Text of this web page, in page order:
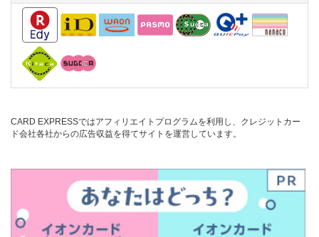
CARD EXPRESSではアフィリエイトプログラムを利用し、クレジットカー
ド会社各社からの広告収益を得てサイトを運営しています。